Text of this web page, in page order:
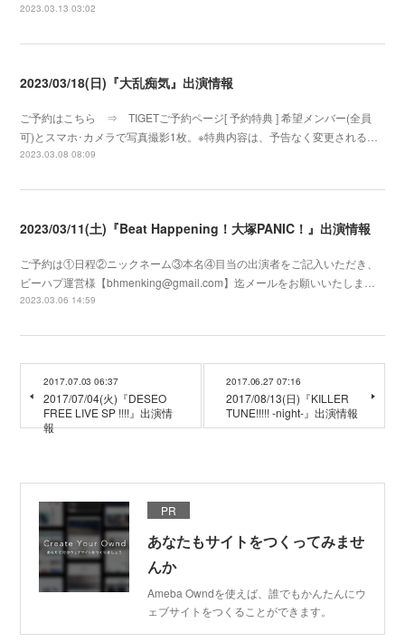
2023.03.13 03:02
2023/03/18(日)『大乱痴気』出演情報
ご予約はこちら ⇒ TIGETご予約ページ[ 予約特典 ] 希望メンバー(全員
可)とスマホ･カメラで写真撮影1枚。※特典内容は、予告なく変更される…
2023.03.08 08:09
2023/03/11(土)『Beat Happening！大塚PANIC！』出演情報
ご予約は①日程②ニックネーム③本名④目当の出演者をご記入いただき、
ビーハプ運営様【bhmenking@gmail.com】迄メールをお願いいたしま…
2023.03.06 14:59
2017.07.03 06:37
2017/07/04(火)『DESEO
FREE LIVE SP !!!!』出演情
報
2017.06.27 07:16
2017/08/13(日)『KILLER
TUNE!!!!! -night-』出演情報
PR
あなたもサイトをつくってみませ
んか
Ameba Owndを使えば、誰でもかんたんにウ
ェブサイトをつくることができます。